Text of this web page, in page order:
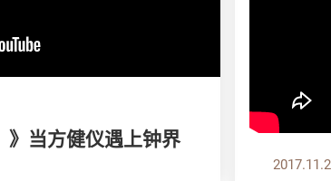
》当方健仪遇上钟界